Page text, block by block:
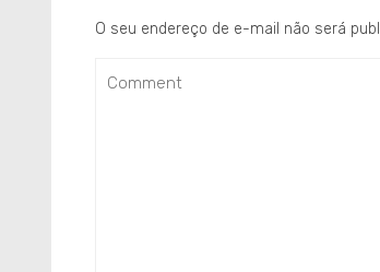
O seu endereço de e-mail não será